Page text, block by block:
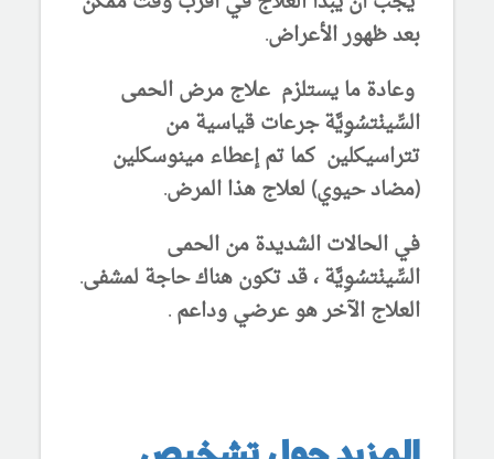
بعد ظهور الأعراض.
وعادة ما يستلزم علاج مرض الحمى
السِّينْتسُوِيَّة جرعات قياسية من
تتراسيكلين كما تم إعطاء مينوسكلين
(مضاد حيوي) لعلاج هذا المرض.
في الحالات الشديدة من الحمى
السِّينْتسُوِيَّة ، قد تكون هناك حاجة لمشفى.
العلاج الآخر هو عرضي وداعم .